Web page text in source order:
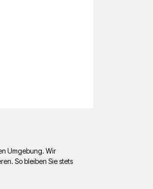
Umgebung. Wir
So bleiben Sie stets